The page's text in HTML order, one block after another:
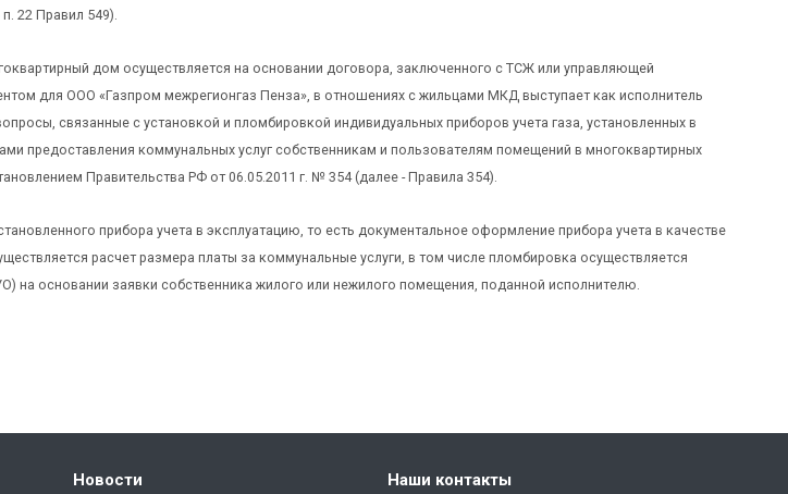
22 Правил 549).
дом осуществляется на основании договора, заключенного с ТСЖ или управляющей
для ООО «Газпром межрегионгаз Пенза», в отношениях с жильцами МКД выступает как исполнитель
связанные с установкой и пломбировкой индивидуальных приборов учета газа, установленных в
предоставления коммунальных услуг собственникам и пользователям помещений в многоквартирных
Правительства РФ от 06.05.2011 г. № 354 (далее - Правила 354).
прибора учета в эксплуатацию, то есть документальное оформление прибора учета в качестве
расчет размера платы за коммунальные услуги, в том числе пломбировка осуществляется
на основании заявки собственника жилого или нежилого помещения, поданной исполнителю.
Новости Наши контакты